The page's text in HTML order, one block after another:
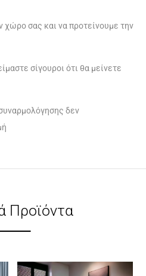
χώρο σας και να προτείνουμε την
σίγουροι ότι θα μείνετε
δεν
Προϊόντα